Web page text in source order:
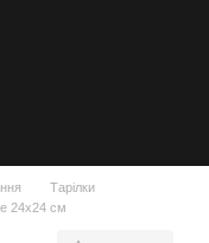
Тарілки
24х24 см